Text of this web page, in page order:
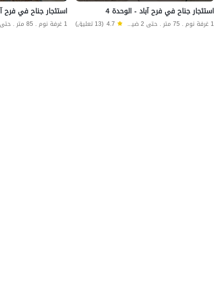
استئجار جناح في فرح آباد - الوحدة 4
1 غرفة نوم . 75 متر . حتى 2 ضيف 4.7 (13 تعليق)
استئجار جناح في فرح